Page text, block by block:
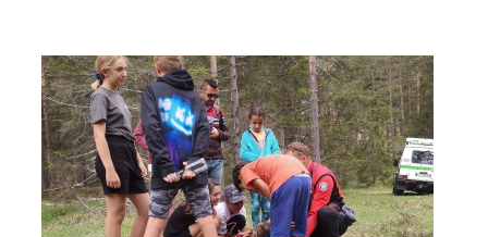
Comitato Direttivo